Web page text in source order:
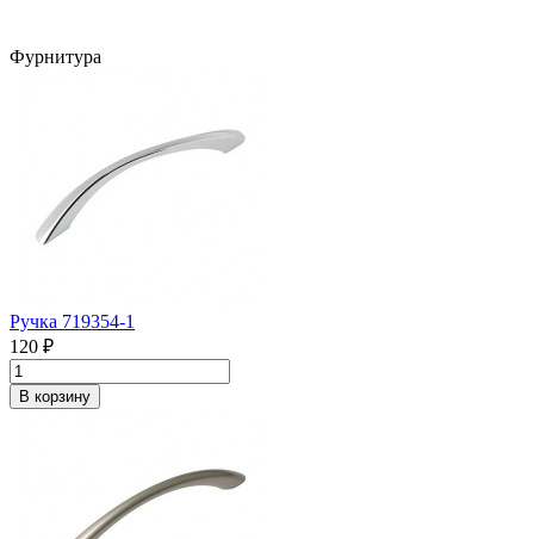
Фурнитура
Ручка 719354-1
120 ₽
В корзину